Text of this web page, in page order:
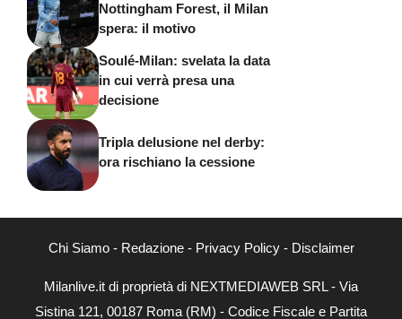
Nottingham Forest, il Milan
spera: il motivo
Soulé-Milan: svelata la data
in cui verrà presa una
decisione
Tripla delusione nel derby:
ora rischiano la cessione
Chi Siamo- Redazione- Privacy Policy- Disclaimer
Milanlive.it di proprietà di NEXTMEDIAWEB SRL - Via
Sistina 121, 00187 Roma (RM) - Codice Fiscale e Partita